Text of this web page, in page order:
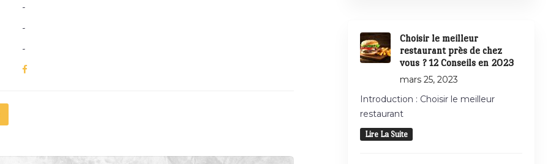
-
-
-
Choisir le meilleur
restaurant près de chez
vous ? 12 Conseils en 2023
mars 25, 2023
Introduction : Choisir le meilleur
restaurant
Lire La Suite